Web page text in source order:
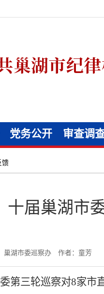
党务公开 审查调
馈
十届巢湖市
巢湖市委巡察办 作者：童芳
第三轮巡察对8家市